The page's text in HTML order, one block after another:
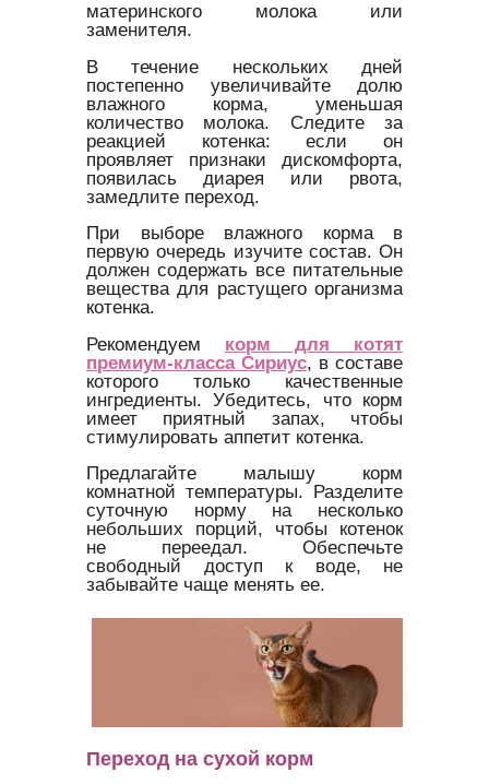
материнского молока или
заменителя.
В течение нескольких дней
постепенно увеличивайте долю
влажного корма, уменьшая
количество молока. Следите за
реакцией котенка: если он
проявляет признаки дискомфорта,
появилась диарея или рвота,
замедлите переход.
При выборе влажного корма в
первую очередь изучите состав. Он
должен содержать все питательные
вещества для растущего организма
котенка.
Рекомендуем корм для котят
премиум-класса Сириус , в составе
которого только качественные
ингредиенты. Убедитесь, что корм
имеет приятный запах, чтобы
стимулировать аппетит котенка.
Предлагайте малышу корм
комнатной температуры. Разделите
суточную норму на несколько
небольших порций, чтобы котенок
не переедал. Обеспечьте
свободный доступ к воде, не
забывайте чаще менять ее.
Переход на сухой корм